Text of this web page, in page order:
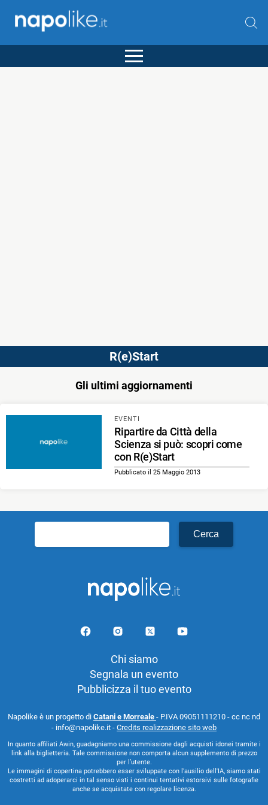
R(e)Start
Gli ultimi aggiornamenti
EVENTI
Ripartire da Città della
Scienza si può: scopri come
con R(e)Start
Pubblicato il 25 Maggio 2013
per:
Chi siamo
Segnala un evento
Pubblicizza il tuo evento
Napolike è un progetto di Catani e Morreale - P.IVA 09051111210 - cc nc nd
- info@napolike.it - Credits realizzazione sito web
In quanto affiliati Awin, guadagniamo una commissione dagli acquisti idonei tramite i
link alla biglietteria. Tale commissione non comporta alcun supplemento di prezzo
per l’utente.
Le immagini di copertina potrebbero esser sviluppate con l'ausilio dell'IA, siamo stati
costretti ad adoperarci in tal senso visti i continui tentativi estorsivi sulle fotografie
anche se acquistate con regolare licenza.